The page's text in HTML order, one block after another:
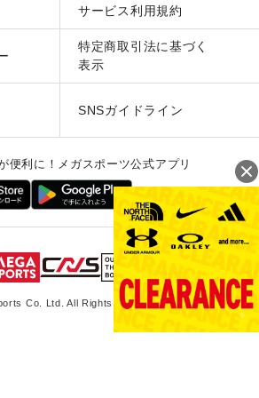
サービス利用規約
特定商取引法に基づく
表示
SNSガイドライン
便利に！メガスポーツ公式アプリ
Co. Ltd. All Rights Reserved.